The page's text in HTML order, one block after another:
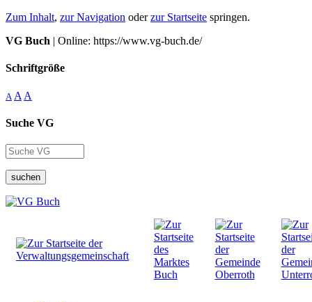
Zum Inhalt, zur Navigation oderzur Startseite springen.
VG Buch | Online: https://www.vg-buch.de/
Schriftgröße
A A A
Suche VG
suchen